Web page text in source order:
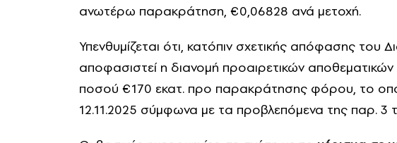
ανωτέρω παρακράτηση, €0,06828 ανά μετοχή.
Υπενθυμίζεται ότι, κατόπιν σχετικής απόφασης του
αποφασιστεί η διανομή προαιρετικών
ποσού €170 εκατ. προ παρακράτησης φόρου, το
12.11.2025 σύμφωνα με τα προβλεπόμενα της παρ.